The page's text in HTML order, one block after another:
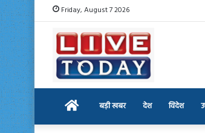
Friday, August 7 2026
Home बड़ी खबर देश विदेश